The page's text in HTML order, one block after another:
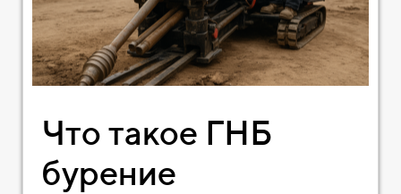
Что такое ГНБ
бурение